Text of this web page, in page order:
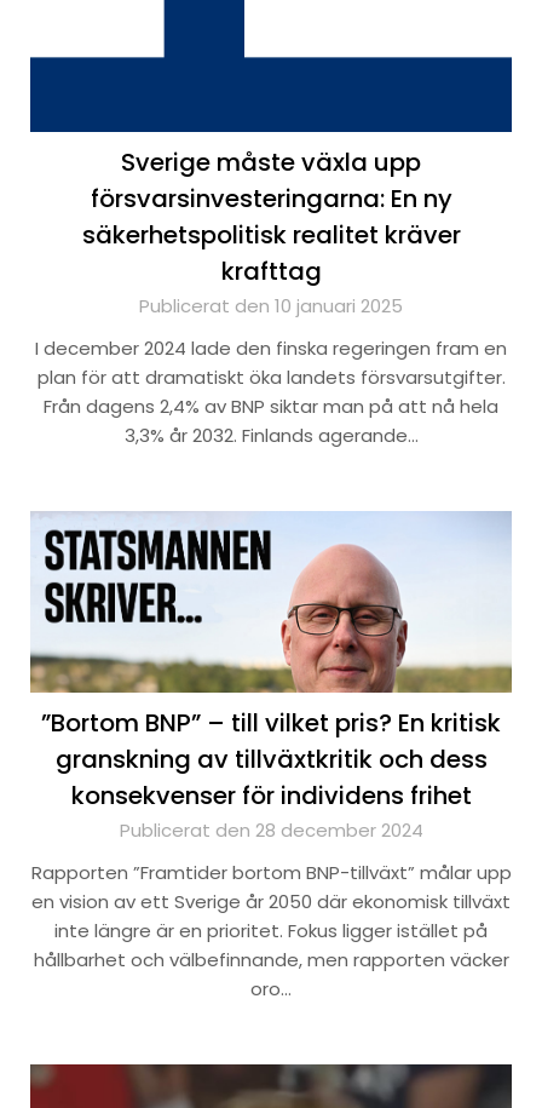
Sverige måste växla upp
försvarsinvesteringarna: En ny
säkerhetspolitisk realitet kräver
krafttag
Publicerat den 10 januari 2025
I december 2024 lade den finska regeringen fram en
plan för att dramatiskt öka landets försvarsutgifter.
Från dagens 2,4% av BNP siktar man på att nå hela
3,3% år 2032. Finlands agerande…
”Bortom BNP” – till vilket pris? En kritisk
granskning av tillväxtkritik och dess
konsekvenser för individens frihet
Publicerat den 28 december 2024
Rapporten ”Framtider bortom BNP-tillväxt” målar upp
en vision av ett Sverige år 2050 där ekonomisk tillväxt
inte längre är en prioritet. Fokus ligger istället på
hållbarhet och välbefinnande, men rapporten väcker
oro…